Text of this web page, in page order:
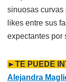
sinuosas curvas
likes entre sus
expectantes por
►TE PUEDE
Alejandra